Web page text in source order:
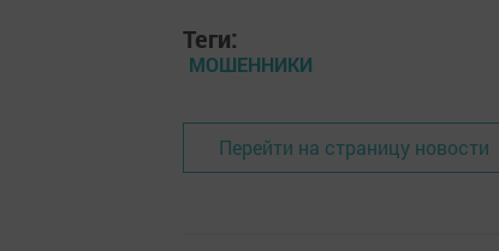
Теги:
МОШЕННИКИ
Перейти на страницу новости